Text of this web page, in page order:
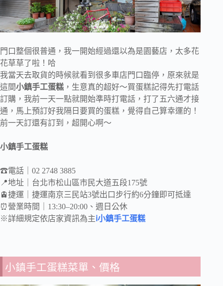
門口整個很普通，我一開始經過還以為是園藝店，太多花
花草草了啦！哈
我當天去取貨的時候就看到很多車店門口臨停，原來就是
這間小鎮手工蛋糕 ，生意真的超好～買蛋糕記得先打電話
訂購，我前一天一點就開始準時打電話，打了五六通才接
通，馬上預訂好我隔日要買的蛋糕，覺得自己算幸運的！
前一天訂還有訂到，超開心啊～
小鎮手工蛋糕
☎電話｜02 2748 3885
📍地址｜台北市松山區市民大道五段175號
🚊捷運｜捷運南京三民站3號出口步行約6分鐘即可抵達
⏰營業時間｜13:30–20:00、週日公休
※詳細規定依店家資訊為主ℹ小鎮手工蛋糕
小鎮手工蛋糕菜單、價格